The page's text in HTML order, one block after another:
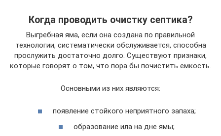
Когда проводить очистку септика?
Выгребная яма, если она создана по правильной
технологии, систематически обслуживается, способна
прослужить достаточно долго. Существуют признаки,
которые говорят о том, что пора бы почистить емкость.
Основными из них являются:
появление стойкого неприятного запаха;
образование ила на дне ямы;